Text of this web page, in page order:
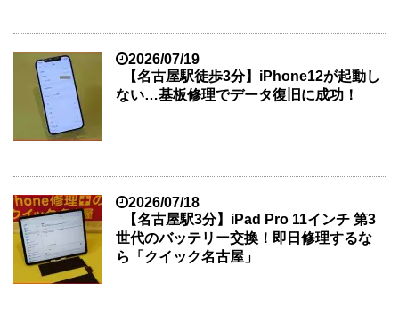
2026/07/19
【名古屋駅徒歩3分】iPhone12が起動し
ない…基板修理でデータ復旧に成功！
2026/07/18
【名古屋駅3分】iPad Pro 11インチ 第3
世代のバッテリー交換！即日修理するな
ら「クイック名古屋」